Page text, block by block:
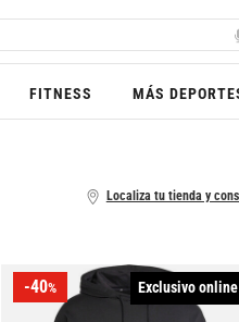
FITNESS MÁS
Localiza tu tienda y
-40% Exclusivo online